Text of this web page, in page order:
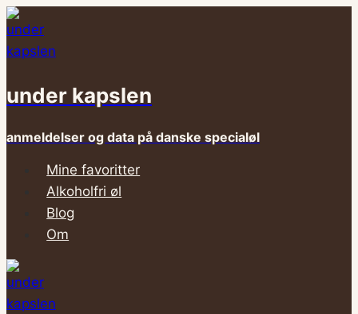
Fortsæt
til
indhold
under kapslen
anmeldelser og data på danske specialøl
Mine favoritter
Alkoholfri øl
Blog
Om